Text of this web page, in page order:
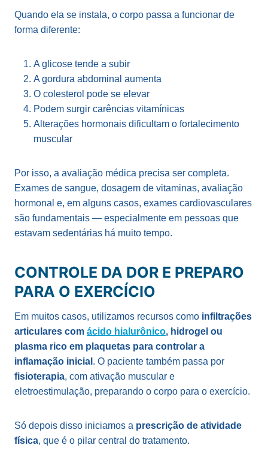
Quando ela se instala, o corpo passa a funcionar de
forma diferente:
A glicose tende a subir
A gordura abdominal aumenta
O colesterol pode se elevar
Podem surgir carências vitamínicas
Alterações hormonais dificultam o fortalecimento
muscular
Por isso, a avaliação médica precisa ser completa.
Exames de sangue, dosagem de vitaminas, avaliação
hormonal e, em alguns casos, exames cardiovasculares
são fundamentais — especialmente em pessoas que
estavam sedentárias há muito tempo.
CONTROLE DA DOR E PREPARO
PARA O EXERCÍCIO
Em muitos casos, utilizamos recursos como infiltrações
articulares com ácido hialurônico, hidrogel ou
plasma rico em plaquetas para controlar a
inflamação inicial . O paciente também passa por
fisioterapia, com ativação muscular e
eletroestimulação, preparando o corpo para o exercício.
Só depois disso iniciamos a prescrição de atividade
física, que é o pilar central do tratamento.